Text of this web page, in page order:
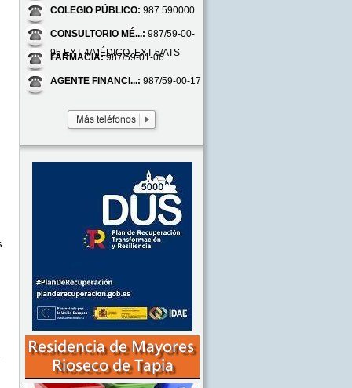
COLEGIO PÚBLICO: 987 590000
CONSULTORIO MÉ...: 987/59-00-
95 EXT 4/MÉDICO, EXT 5/ATS
FARMACIA:987/59-01-06
AGENTE FINANCI...: 987/59-00-17